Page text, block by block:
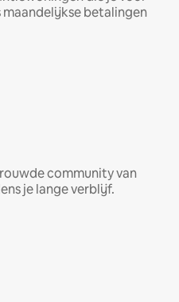
betalingen
community van
je lange verblijf.